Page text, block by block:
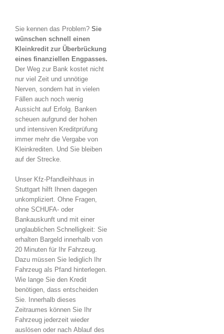
Sie kennen das Problem? Sie
wünschen schnell einen
Kleinkredit zur Überbrückung
eines finanziellen Engpasses.
Der Weg zur Bank kostet nicht
nur viel Zeit und unnötige
Nerven, sondern hat in vielen
Fällen auch noch wenig
Aussicht auf Erfolg. Banken
scheuen aufgrund der hohen
und intensiven Kreditprüfung
immer mehr die Vergabe von
Kleinkrediten. Und Sie bleiben
auf der Strecke.
Unser Kfz-Pfandleihhaus in
Stuttgart hilft Ihnen dagegen
unkompliziert. Ohne Fragen,
ohne SCHUFA- oder
Bankauskunft und mit einer
unglaublichen Schnelligkeit: Sie
erhalten Bargeld innerhalb von
20 Minuten für Ihr Fahrzeug.
Dazu müssen Sie lediglich Ihr
Fahrzeug als Pfand hinterlegen.
Wie lange Sie den Kredit
benötigen, dass entscheiden
Sie. Innerhalb dieses
Zeitraumes können Sie Ihr
Fahrzeug jederzeit wieder
auslösen oder nach Ablauf des